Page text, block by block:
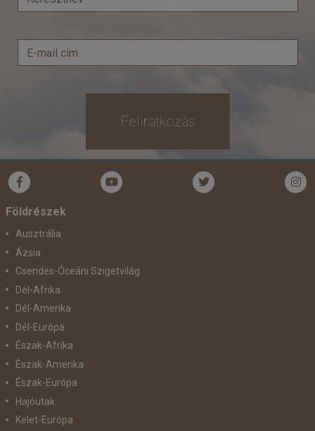
Feliratkozás
Földrészek
Ausztrália
Ázsia
Csendes-Óceáni Szigetvilág
Dél-Afrika
Dél-Amerika
Dél-Európa
Észak-Afrika
Észak-Amerika
Észak-Európa
Hajóutak
Kelet-Európa